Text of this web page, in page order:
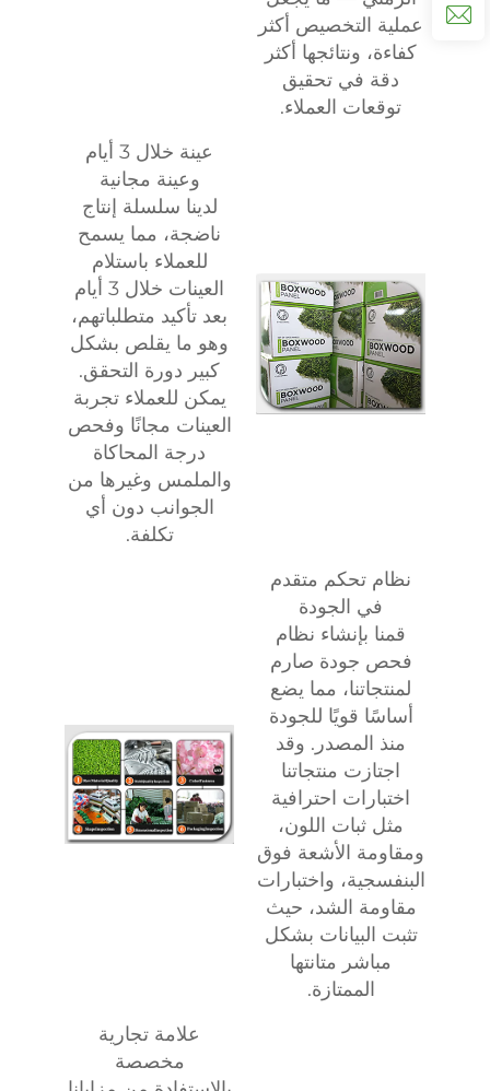
عملية التخصيص أكثر
كفاءة، ونتائجها أكثر
دقة في تحقيق
توقعات العملاء.
عينة خلال 3 أيام
وعينة مجانية
لدينا سلسلة إنتاج
ناضجة، مما يسمح
للعملاء باستلام
العينات خلال 3 أيام
بعد تأكيد متطلباتهم،
وهو ما يقلص بشكل
كبير دورة التحقق.
يمكن للعملاء تجربة
العينات مجانًا وفحص
درجة المحاكاة
والملمس وغيرها من
الجوانب دون أي
تكلفة.
نظام تحكم متقدم
في الجودة
قمنا بإنشاء نظام
فحص جودة صارم
لمنتجاتنا، مما يضع
أساسًا قويًا للجودة
منذ المصدر. وقد
اجتازت منتجاتنا
اختبارات احترافية
مثل ثبات اللون،
ومقاومة الأشعة فوق
البنفسجية، واختبارات
مقاومة الشد، حيث
تثبت البيانات بشكل
مباشر متانتها
الممتازة.
علامة تجارية
مخصصة